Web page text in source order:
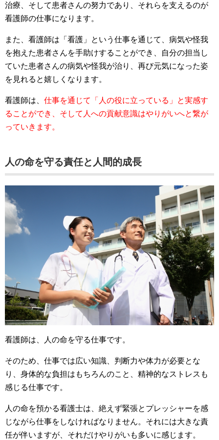
治療、そして患者さんの努力であり、それらを支えるのが
看護師の仕事になります。
また、看護師は「看護」という仕事を通じて、病気や怪我
を抱えた患者さんを手助けすることができ、自分の担当し
ていた患者さんの病気や怪我が治り、再び元気になった姿
を見れると嬉しくなります。
看護師は、 仕事を通じて「人の役に立っている」と実感す
ることができ、そして人への貢献意識はやりがいへと繋が
っていきます。
人の命を守る責任と人間的成長
看護師は、人の命を守る仕事です。
そのため、仕事では広い知識、判断力や体力が必要とな
り、身体的な負担はもちろんのこと、精神的なストレスも
感じる仕事です。
人の命を預かる看護士は、絶えず緊張とプレッシャーを感
じながら仕事をしなければなりません。それには大きな責
任が伴いますが、それだけやりがいも多いに感じます。